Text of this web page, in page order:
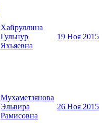
Хайруллина
Гульнур
Яхьяевна
19 Ноя 2015
Мухаметзянова
Эльвира
Рамисовна
26 Ноя 2015